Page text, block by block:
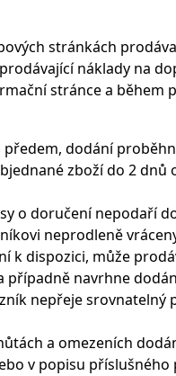
stránkách
náklady na
stránce a během
dodání
zboží do 2
o doručení nepodaří
neprodleně
k dispozici, může
navrhne
nepřeje
a omezeních
v popisu příslušného